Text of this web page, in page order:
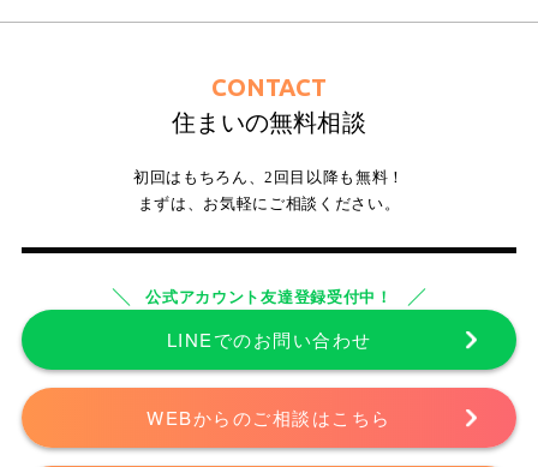
CONTACT
住まいの無料相談
初回はもちろん、2回目以降も無料！
まずは、お気軽にご相談ください。
公式アカウント友達登録受付中！
LINEでのお問い合わせ
WEBからのご相談はこちら